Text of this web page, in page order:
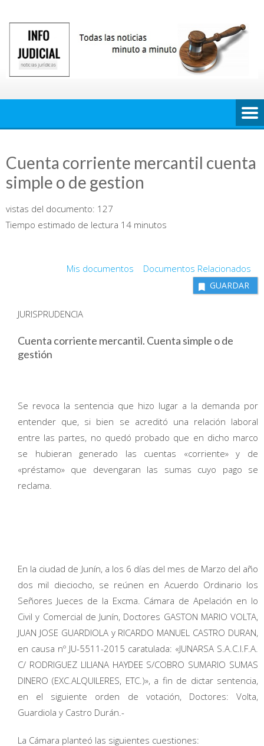
contenido
Cuenta corriente mercantil cuenta
simple o de gestion
vistas del documento: 127
Tiempo estimado de lectura 14 minutos
Mis documentos Documentos Relacionados
GUARDAR
JURISPRUDENCIA
Cuenta corriente mercantil. Cuenta simple o de
gestión
Se revoca la sentencia que hizo lugar a la demanda por
entender que, si bien se acreditó una relación laboral
entre las partes, no quedó probado que en dicho marco
se hubieran generado las cuentas «corriente» y de
«préstamo» que devengaran las sumas cuyo pago se
reclama.
En la ciudad de Junín, a los 6 días del mes de Marzo del año
dos mil dieciocho, se reúnen en Acuerdo Ordinario los
Señores Jueces de la Excma. Cámara de Apelación en lo
Civil y Comercial de Junín, Doctores GASTON MARIO VOLTA,
JUAN JOSE GUARDIOLA y RICARDO MANUEL CASTRO DURAN,
en causa nº JU-5511-2015 caratulada: «JUNARSA S.A.C.I.F.A.
C/ RODRIGUEZ LILIANA HAYDEE S/COBRO SUMARIO SUMAS
DINERO (EXC.ALQUILERES, ETC.)», a fin de dictar sentencia,
en el siguiente orden de votación, Doctores: Volta,
Guardiola y Castro Durán.-
La Cámara planteó las siguientes cuestiones: